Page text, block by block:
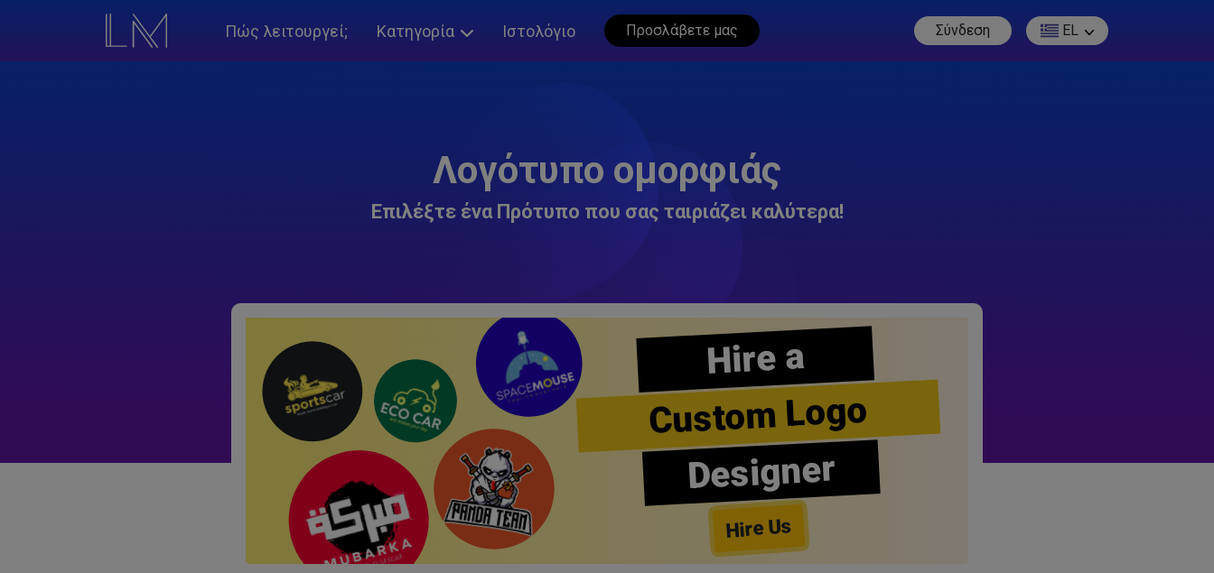
Πώς λειτουργεί; Κατηγορία Ιστολόγιο Προσλάβετε μας Σύνδεση EL
Λογότυπο ομορφιάς
Επιλέξτε ένα Πρότυπο που σας ταιριάζει καλύτερα!
Hire a
Custom Logo
Designer
Hire Us